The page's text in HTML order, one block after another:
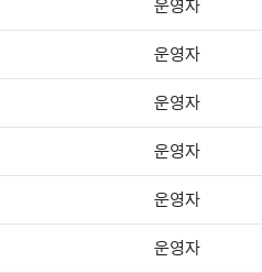
운영자
운영자
운영자
운영자
운영자
운영자